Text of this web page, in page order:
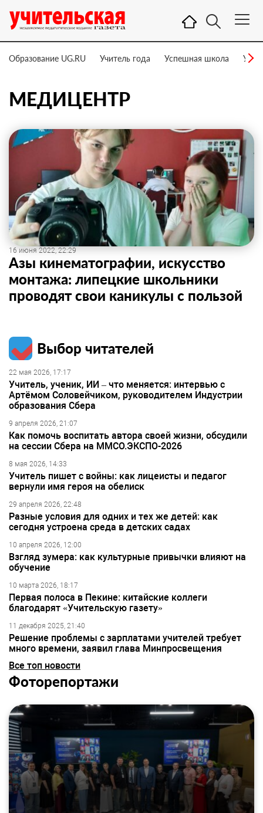
Образование UG.RU Учитель года Успешная школа
МЕДИЦЕНТР
16 июня 2022, 22:29
Азы кинематографии, искусство
монтажа: липецкие школьники
проводят свои каникулы с пользой
Выбор читателей
22 мая 2026, 17:17
Учитель, ученик, ИИ – что меняется: интервью с
Артёмом Соловейчиком, руководителем Индустрии
образования Сбера
9 апреля 2026, 21:07
Как помочь воспитать автора своей жизни, обсудили
на сессии Сбера на ММСО.ЭКСПО-2026
8 мая 2026, 14:33
Учитель пишет с войны: как лицеисты и педагог
вернули имя героя на обелиск
29 апреля 2026, 22:48
Разные условия для одних и тех же детей: как
сегодня устроена среда в детских садах
10 апреля 2026, 12:00
Взгляд зумера: как культурные привычки влияют на
обучение
10 марта 2026, 18:17
Первая полоса в Пекине: китайские коллеги
благодарят «Учительскую газету»
11 декабря 2025, 21:40
Решение проблемы с зарплатами учителей требует
много времени, заявил глава Минпросвещения
Все топ новости
Фоторепортажи